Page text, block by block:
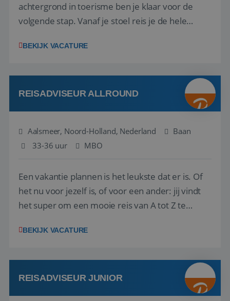
achtergrond in toerisme ben je klaar voor de
volgende stap. Vanaf je stoel reis je de hele
wensen van je team, je klant en wat er in de
klanten te overtuigen om die droomreis te
boeken! ...
BEKIJK VACATURE
REISADVISEUR ALLROUND
Aalsmeer, Noord-Holland, Nederland
Baan
33-36 uur
MBO
Een vakantie plannen is het leukste dat er is. Of
het nu voor jezelf is, of voor een ander: jij vindt
het super om een mooie reis van A tot Z te
vakantiegangers de meest prachtige plekjes op
werken: of het nu gaat om vragen ...
BEKIJK VACATURE
REISADVISEUR JUNIOR